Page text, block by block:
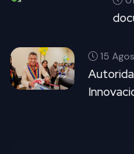
15